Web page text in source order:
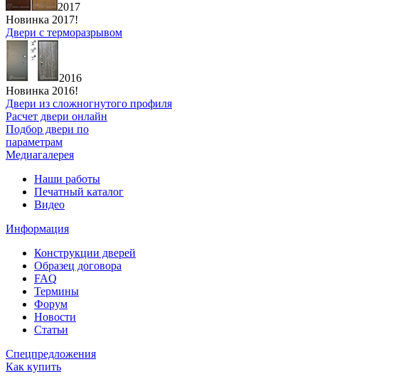
2017
Новинка 2017!
Двери с терморазрывом
2016
Новинка 2016!
Двери из сложногнутого профиля
Расчет двери онлайн
Подбор двери по
параметрам
Медиагалерея
Наши работы
Печатный каталог
Видео
Информация
Конструкции дверей
Образец договора
FAQ
Термины
Форум
Новости
Статьи
Спецпредложения
Как купить